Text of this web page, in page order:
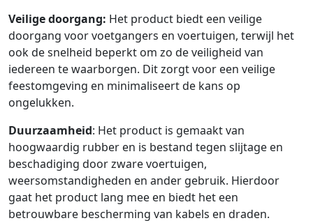
Veilige doorgang: Het product biedt een veilige
doorgang voor voetgangers en voertuigen, terwijl het
ook de snelheid beperkt om zo de veiligheid van
iedereen te waarborgen. Dit zorgt voor een veilige
feestomgeving en minimaliseert de kans op
ongelukken.
Duurzaamheid: Het product is gemaakt van
hoogwaardig rubber en is bestand tegen slijtage en
beschadiging door zware voertuigen,
weersomstandigheden en ander gebruik. Hierdoor
gaat het product lang mee en biedt het een
betrouwbare bescherming van kabels en draden.